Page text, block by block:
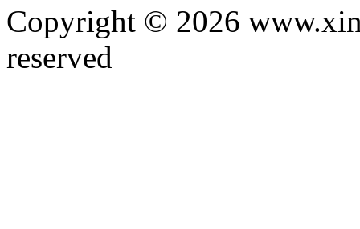
Copyright © 2026
reserved